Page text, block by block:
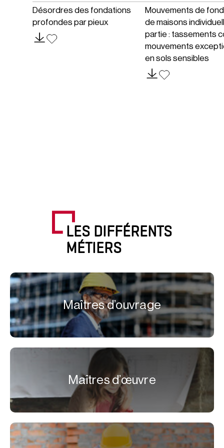
Désordres des fondations
profondes par pieux
Mouvements de
de maisons
partie : tassements
mouvements
en sols sensibles
LES DIFFÉRENTS
MÉTIERS
Maîtres d’ouvrage
Maîtres d’œuvre